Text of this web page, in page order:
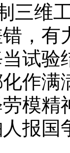
三维
错，
验
作
模
报国